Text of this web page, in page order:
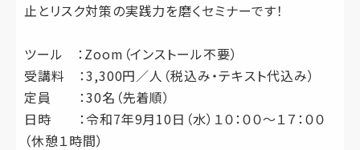
止とリスク対策の実践力を磨くセミナーです！
ツール ：Zoom（インストール不要）
受講料 ：3,300円／人（税込み・テキスト代込み）
定員 ：30名（先着順）
日時 ：令和7年9月10日（水）１０：００～１７：００
（休憩１時間）